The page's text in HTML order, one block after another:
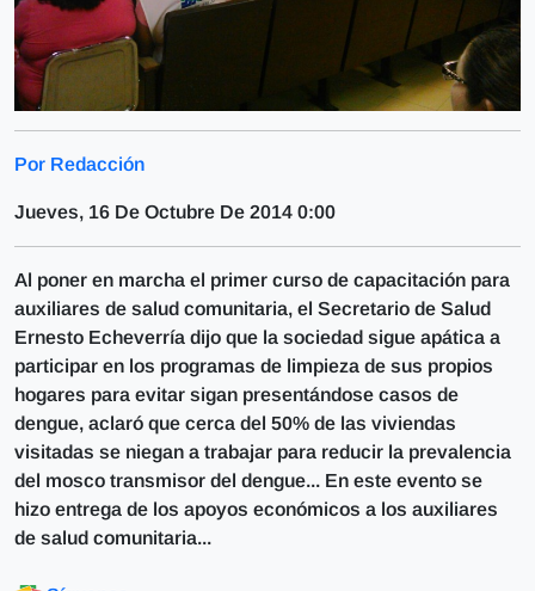
Por Redacción
Jueves, 16 De Octubre De 2014 0:00
Al poner en marcha el primer curso de capacitación para
auxiliares de salud comunitaria, el Secretario de Salud
Ernesto Echeverría dijo que la sociedad sigue apática a
participar en los programas de limpieza de sus propios
hogares para evitar sigan presentándose casos de
dengue, aclaró que cerca del 50% de las viviendas
visitadas se niegan a trabajar para reducir la prevalencia
del mosco transmisor del dengue... En este evento se
hizo entrega de los apoyos económicos a los auxiliares
de salud comunitaria...